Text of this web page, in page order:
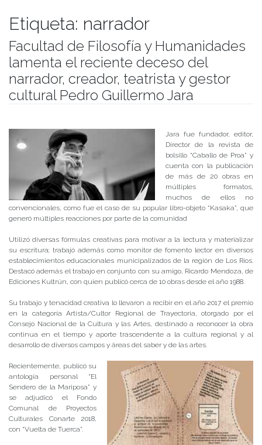
Etiqueta: narrador
Facultad de Filosofía y Humanidades
lamenta el reciente deceso del
narrador, creador, teatrista y gestor
cultural Pedro Guillermo Jara
Jara fue fundador, editor,
Director de la revista de
bolsillo “Caballo de Proa” y
cuenta con la publicación
de más de 20 obras en
múltiples formatos,
muchos de ellos no
convencionales, como fue el caso de su popular libro-objeto “Kasaka”, que
generó múltiples reacciones por parte de la comunidad
Utilizó diversas fórmulas creativas para motivar a la lectura y materializar
su escritura; trabajó además como monitor de fomento lector en diversos
establecimientos educacionales municipalizados de la región de Los Ríos.
Destacó además el trabajo en conjunto con su amigo, Ricardo Mendoza, de
Ediciones Kultrún, con quien publicó cerca de 10 obras desde el año 1988.
Su trabajo y tenacidad creativa lo llevaron a recibir en el año 2017 el premio
en la categoría Artista/Cultor Regional de Trayectoria, otorgado por el
Consejo Nacional de la Cultura y las Artes, destinado a reconocer la obra
continua en el tiempo y aporte trascendente a la cultura regional y al
desarrollo de diversos campos y áreas del saber y de las artes.
Recientemente, publicó su
antología personal “El
Sendero de la Mariposa” y
se adjudicó el Fondo
Comunal de Proyectos
Culturales Conarte 2018,
con “Vuelta de Tuerca”.